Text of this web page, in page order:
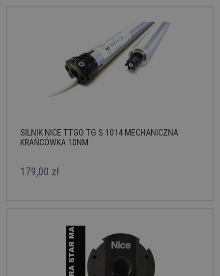
SILNIK NICE TTGO TG S 1014 MECHANICZNA
KRAŃCÓWKA 10NM
179,00 zł